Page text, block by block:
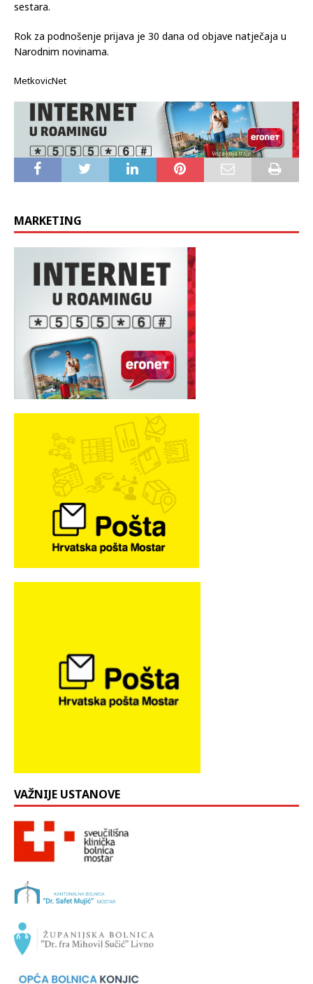
odobrenje za samostalan rad, ali za ovo radno mjesto
Dubrovnika i Splita, u Metkoviću nema deficita medicinskih
sestara.
Rok za podnošenje prijava je 30 dana od objave natječaja u
Narodnim novinama.
MetkovicNet
MARKETING
VAŽNIJE USTANOVE